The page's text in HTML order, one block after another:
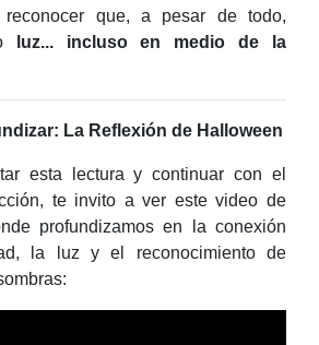
que, a pesar de todo,
luz... incluso en medio de la
La Reflexión de Halloween
esta lectura y continuar con el
te invito a ver este video de
profundizamos en la conexión
la luz y el reconocimiento de